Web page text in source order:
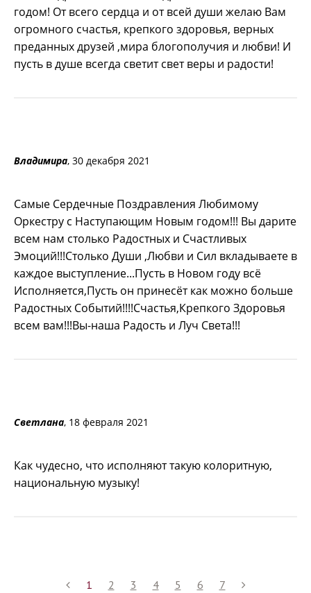
годом! От всего сердца и от всей души желаю Вам
огромного счастья, крепкого здоровья, верных
преданных друзей ,мира блогополучия и любви! И
пусть в душе всегда светит свет веры и радости!
Владимира, 30 декабря 2021
Самые Сердечные Поздравления Любимому
Оркестру с Наступающим Новым годом!!! Вы дарите
всем нам столько Радостных и Счастливых
Эмоций!!!Столько Души ,Любви и Сил вкладываете в
каждое выступление...Пусть в Новом году всё
Исполняется,Пусть он принесёт как можно больше
Радостных Событий!!!!Счастья,Крепкого Здоровья
всем вам!!!Вы-наша Радость и Луч Света!!!
Светлана, 18 февраля 2021
Как чудесно, что исполняют такую колоритную,
национальную музыку!
1 2 3 4 5 6 7